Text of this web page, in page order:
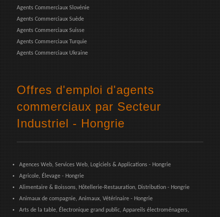
Agents Commerciaux Slovénie
Agents Commerciaux Suède
Agents Commerciaux Suisse
Agents Commerciaux Turquie
Agents Commerciaux Ukraine
Offres d'emploi d'agents
commerciaux par Secteur
Industriel - Hongrie
Agences Web, Services Web, Logiciels & Applications - Hongrie
Agricole, Élevage - Hongrie
Alimentaire & Boissons, Hôtellerie-Restauration, Distribution - Hongrie
Animaux de compagnie, Animaux, Vétérinaire - Hongrie
Arts de la table, Électronique grand public, Appareils électroménagers,